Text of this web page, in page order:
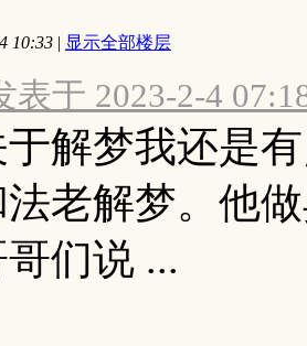
10:33 | 显示全部楼层
表于 2023-2-4
解梦我还是
法老解梦。他
们说 ...